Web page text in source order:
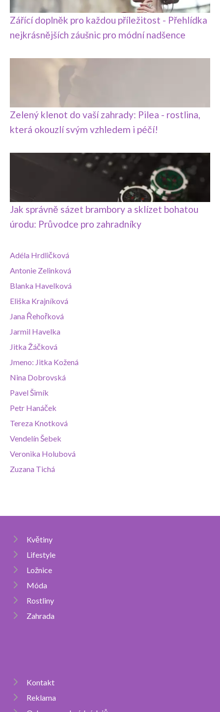
Zářící doplněk pro každou příležitost - Přehlídka
nejkrásnějších záušnic pro módní nadšence
Zelený klenot do vaší zahrady: Pilea - rostlina,
která okouzlí svým vzhledem i péčí!
Jak správně sázet brambory a sklízet bohatou
úrodu: Průvodce pro zahradníky
Adéla Hrdličková
Antonie Zelinková
Blanka Havelková
Eliška Krajníková
Jana Řehořková
Jarmil Havelka
Jitka Žáčková
Jmeno: Jitka Kožená
Nina Dobrovská
Pavel Šimík
Petr Hanáček
Tereza Knotková
Vendelín Šebek
Veronika Holubová
Zuzana Tichá
Květiny
Lifestyle
Ložnice
Móda
Rostliny
Zahrada
Kontakt
Reklama